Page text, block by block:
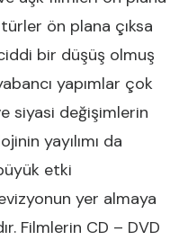
ön plana çıksa
bir düşüş olmuş
yapımlar çok
siyasi değişimlerin
yayılımı da
etki
yer almaya
Filmlerin CD – DVD